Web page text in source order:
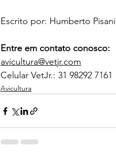
Escrito por: Humberto
Entre em contato conosco:
avicultura@vetjr.com
Celular VetJr.: 31 98292 7161
Avicultura